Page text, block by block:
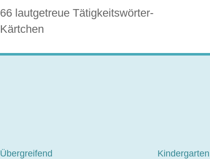
66 lautgetreue Tätigkeitswörter-
Kärtchen
Übergreifend Kindergarten